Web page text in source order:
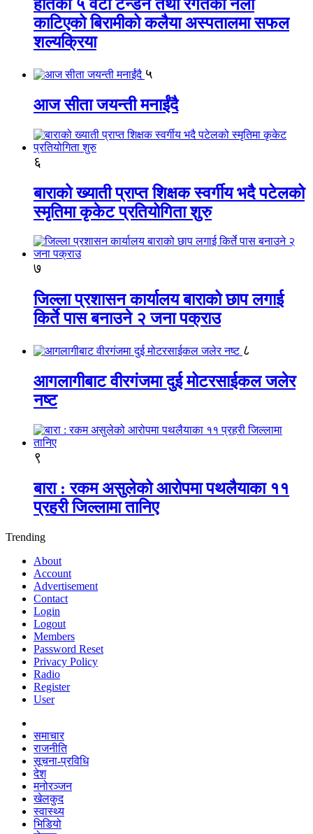
हातको ५ वटा टेन्डन तथा रगतको नली
काटिएको बिरामीको कलैया अस्पतालमा सफल
शल्यक्रिया
५
आज सीता जयन्ती मनाईंदै
६
बाराको ख्याती प्राप्त शिक्षक स्वर्गीय भदै पटेलको
स्मृतिमा कृकेट प्रतियोगिता शुरु
७
जिल्ला प्रशासन कार्यालय बाराको छाप लगाई
किर्ते पास बनाउने २ जना पक्राउ
८
आगलागीबाट वीरगंजमा दुई मोटरसाईकल जलेर
नष्ट
९
बारा : रकम असुलेको आरोपमा पथलैयाका ११
प्रहरी जिल्लामा तानिए
Trending
About
Account
Advertisement
Contact
Login
Logout
Members
Password Reset
Privacy Policy
Radio
Register
User
समाचार
राजनीति
सूचना-प्रविधि
देश
मनोरञ्जन
खेलकुद
स्वास्थ्य
भिडियो